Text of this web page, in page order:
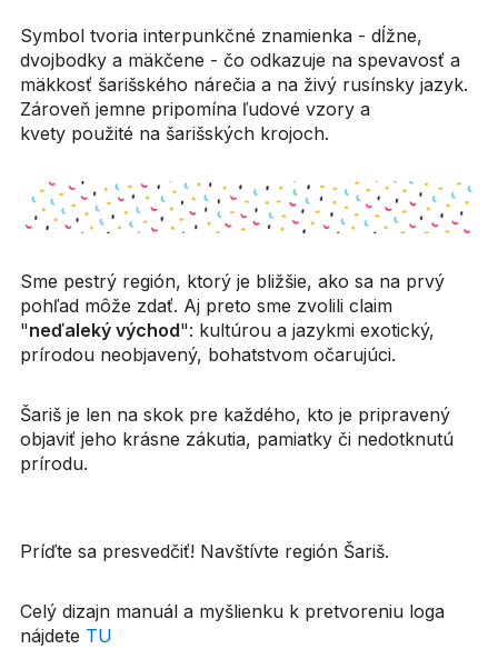
Symbol tvoria interpunkčné znamienka - dĺžne,
dvojbodky a mäkčene - čo odkazuje na spevavosť a
mäkkosť šarišského nárečia a na živý rusínsky jazyk.
Zároveň jemne pripomína ľudové vzory a
kvety použité na šarišských krojoch.
Sme pestrý región, ktorý je bližšie, ako sa na prvý
pohľad môže zdať. Aj preto sme zvolili claim
"neďaleký východ": kultúrou a jazykmi exotický,
prírodou neobjavený, bohatstvom očarujúci.
Šariš je len na skok pre každého, kto je pripravený
objaviť jeho krásne zákutia, pamiatky či nedotknutú
prírodu.
Príďte sa presvedčiť! Navštívte región Šariš.
Celý dizajn manuál a myšlienku k pretvoreniu loga
nájdete TU